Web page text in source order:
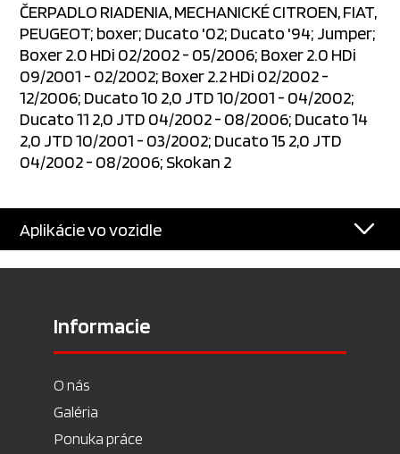
ČERPADLO RIADENIA, MECHANICKÉ CITROEN, FIAT,
PEUGEOT; boxer; Ducato '02; Ducato '94; Jumper;
Boxer 2.0 HDi 02/2002 - 05/2006; Boxer 2.0 HDi
09/2001 - 02/2002; Boxer 2.2 HDi 02/2002 -
12/2006; Ducato 10 2,0 JTD 10/2001 - 04/2002;
Ducato 11 2,0 JTD 04/2002 - 08/2006; Ducato 14
2,0 JTD 10/2001 - 03/2002; Ducato 15 2,0 JTD
04/2002 - 08/2006; Skokan 2
Aplikácie vo vozidle
Informacie
O nás
Galéria
Ponuka práce